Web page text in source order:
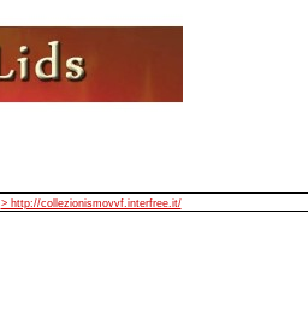
> http://collezionismovvf.interfree.it/